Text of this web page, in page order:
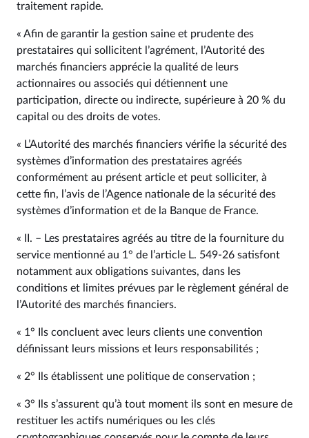
traitement rapide.
« Afin de garantir la gestion saine et prudente des
prestataires qui sollicitent l’agrément, l’Autorité des
marchés financiers apprécie la qualité de leurs
actionnaires ou associés qui détiennent une
participation, directe ou indirecte, supérieure à 20 % du
capital ou des droits de votes.
« L’Autorité des marchés financiers vérifie la sécurité des
systèmes d’information des prestataires agréés
conformément au présent article et peut solliciter, à
cette fin, l’avis de l’Agence nationale de la sécurité des
systèmes d’information et de la Banque de France.
« II. – Les prestataires agréés au titre de la fourniture du
service mentionné au 1° de l’article L. 549‑26 satisfont
notamment aux obligations suivantes, dans les
conditions et limites prévues par le règlement général de
l’Autorité des marchés financiers.
« 1° Ils concluent avec leurs clients une convention
définissant leurs missions et leurs responsabilités ;
« 2° Ils établissent une politique de conservation ;
« 3° Ils s’assurent qu’à tout moment ils sont en mesure de
restituer les actifs numériques ou les clés